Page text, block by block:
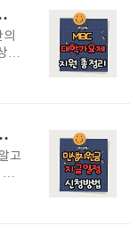
은
소
정리 – 지금 도전하세요!
자
등
악
르
정과 신청방법 전국민 차등 지급
고
,